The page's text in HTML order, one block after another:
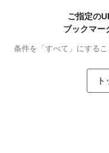
ご指定の
ブックマー
条件を「すべて」にするこ